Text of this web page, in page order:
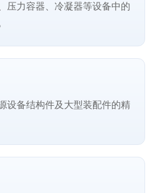
压力容器、冷凝器等设备中的
设备结构件及大型装配件的精